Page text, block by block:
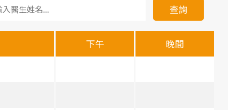
查詢
下午
晚間